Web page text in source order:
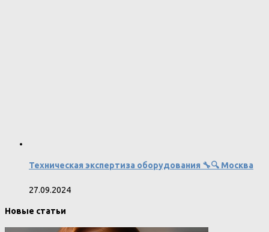
Техническая экспертиза оборудования 🔧🔍 Москва
27.09.2024
Новые статьи